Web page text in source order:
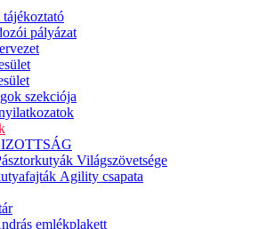
pályázat
szekciója
Világszövetsége
Agility csapata
emlékplakett